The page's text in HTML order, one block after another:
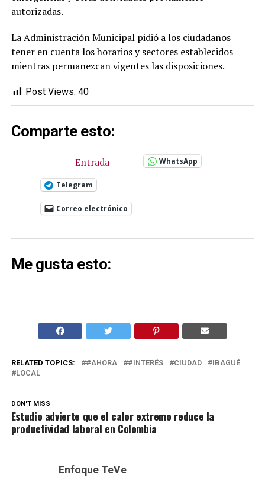
autorizadas.
La Administración Municipal pidió a los ciudadanos
tener en cuenta los horarios y sectores establecidos
mientras permanezcan vigentes las disposiciones.
Post Views: 40
Comparte esto:
Entrada WhatsApp
Telegram
Correo electrónico
Me gusta esto:
RELATED TOPICS: #AHORA #INTERÉS CIUDAD
IBAGUÉ
LOCAL
DON'T MISS
Estudio advierte que el calor extremo reduce la
productividad laboral en Colombia
Enfoque TeVe